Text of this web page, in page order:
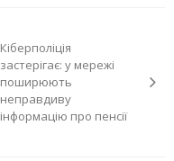
Кіберполіція
застерігає: у мережі
поширюють
неправдиву
інформацію про пенсії